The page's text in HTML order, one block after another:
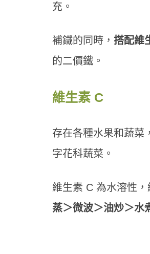
充。
補鐵的同時， 搭配維
的二價鐵。
維生素 C
存在各種水果和蔬菜
字花科蔬菜。
維生素 C 為水溶性
蒸＞微波＞油炒＞水